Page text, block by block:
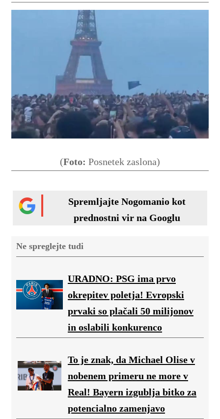
(Foto: Posnetek zaslona)
Spremljajte Nogomanio kot
prednostni vir na Googlu
Ne spreglejte tudi
URADNO: PSG ima prvo
okrepitev poletja! Evropski
prvaki so plačali 50 milijonov
in oslabili konkurenco
To je znak, da Michael Olise v
nobenem primeru ne more v
Real! Bayern izgublja bitko za
potencialno zamenjavo